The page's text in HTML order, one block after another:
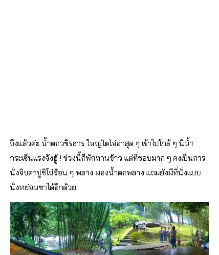
ถึงแล้วค่ะ น้ำตกวชิรธาร ใหญ่โตโอ่อ่าสุด ๆ เข้าไปใกล้ ๆ นี่น้ำ
กระเซ็นแรงจังฮู้ ! ช่วงนี้ก็พักทานข้าว แต่ที่ชอบมาก ๆ คงเป็นการ
นั่งจิบคาปูชิโน่ร้อน ๆ พลาง มองน้ำตกพลาง แถมยังมีที่นั่งแบบ
นั่งหย่อนขาได้อีกด้วย